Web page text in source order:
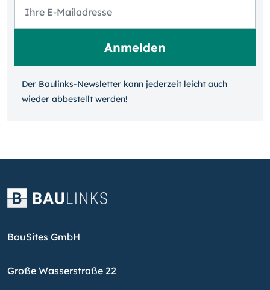
Der Baulinks-Newsletter kann jeder­zeit leicht auch
wieder ab­bestellt werden!
BauSites GmbH
Große Wasserstraße 22